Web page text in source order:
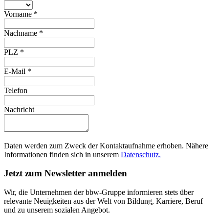
Vorname *
Nachname *
PLZ *
E-Mail *
Telefon
Nachricht
Daten werden zum Zweck der Kontaktaufnahme erhoben. Nähere
Informationen finden sich in unserem Datenschutz.
Jetzt zum Newsletter anmelden
Wir, die Unternehmen der bbw-Gruppe informieren stets über
relevante Neuigkeiten aus der Welt von Bildung, Karriere, Beruf
und zu unserem sozialen Angebot.